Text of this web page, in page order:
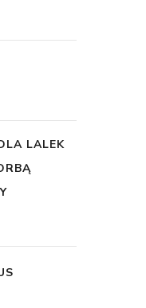
LALEK